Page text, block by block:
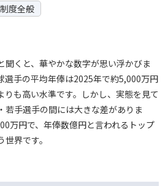
度全般
聞くと、華やかな数字が思い浮かびま
選手の平均年俸は2025年で約5,000万円
りも高い水準です。しかし、実態を見て
若手選手の間には大きな差がありま
万円で、年俸数億円と言われるトップ
界です。